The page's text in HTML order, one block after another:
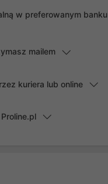
w preferowanym banku
mailem
kuriera lub online